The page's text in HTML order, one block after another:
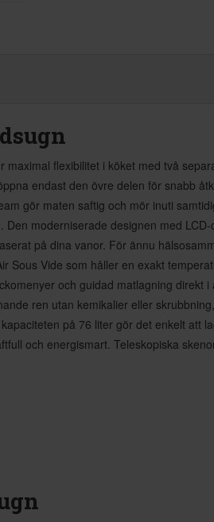
flexibilitet i köket med två
endast den övre delen för snabb
gör maten saftig och mör inuti
moderniserade designen med
på dina vanor. För ännu
Vide som håller en exakt
och guidad matlagning direkt
ren utan kemikalier eller
på 76 liter gör det enkelt att
och energismart. Teleskopiska